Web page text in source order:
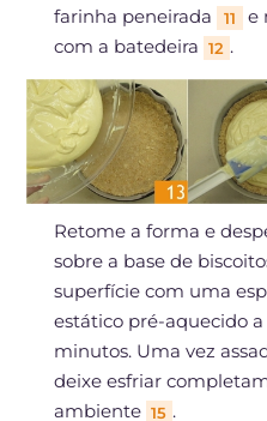
farinha peneirada
11
e
com a batedeira 12 .
Retome a forma e
sobre a base de
superfície com uma
estático pré-aquecido a
minutos. Uma vez
deixe esfriar
ambiente 15 .